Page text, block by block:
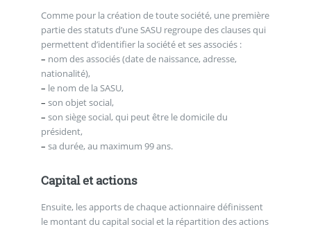
Comme pour la création de toute société, une première
partie des statuts d’une SASU regroupe des clauses qui
permettent d’identifier la société et ses associés :
– nom des associés (date de naissance, adresse,
nationalité),
– le nom de la SASU,
– son objet social,
– son siège social, qui peut être le domicile du
président,
– sa durée, au maximum 99 ans.
Capital et actions
Ensuite, les apports de chaque actionnaire définissent
le montant du capital social et la répartition des actions